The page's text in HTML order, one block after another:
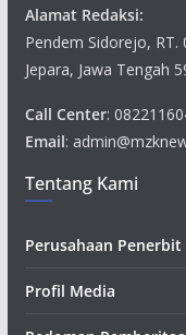
Alamat Redaksi:
Pendem Sidorejo, RT.
Jepara, Jawa Tengah
Call Center:
Email:
Tentang Kami
Perusahaan Penerbit
Profil Media